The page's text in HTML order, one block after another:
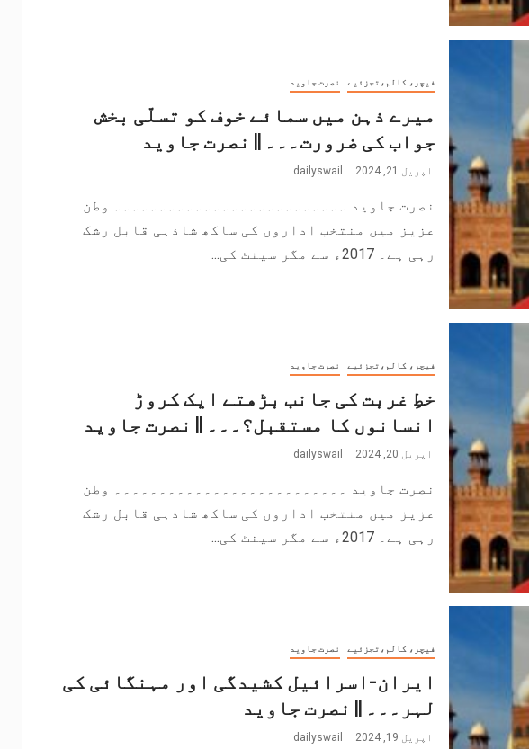
فیچر، کالم،تجزئیے نصرت جاوید
میرے ذہن میں سمائے خوف کو تسلّی بخش
جواب کی ضرورت۔۔۔ || نصرت جاوید
اپریل 21, 2024 dailyswail
نصرت جاوید ۔۔۔۔۔۔۔۔۔۔۔۔۔۔۔۔۔۔۔۔۔۔۔۔۔۔ وطن
عزیز میں منتخب اداروں کی ساکھ شاذہی قابل رشک
رہی ہے۔ 2017ء سے مگر سینٹ کی...
فیچر، کالم،تجزئیے نصرت جاوید
خطِ غربت کی جانب بڑھتے ایک کروڑ
انسانوں کا مستقبل؟۔۔۔ || نصرت جاوید
اپریل 20, 2024 dailyswail
نصرت جاوید ۔۔۔۔۔۔۔۔۔۔۔۔۔۔۔۔۔۔۔۔۔۔۔۔۔۔ وطن
عزیز میں منتخب اداروں کی ساکھ شاذہی قابل رشک
رہی ہے۔ 2017ء سے مگر سینٹ کی...
فیچر، کالم،تجزئیے نصرت جاوید
ایران-اسرائیل کشیدگی اور مہنگائی کی
لہر۔۔۔ || نصرت جاوید
اپریل 19, 2024 dailyswail